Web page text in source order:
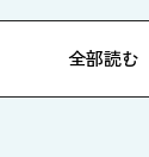
全部読む